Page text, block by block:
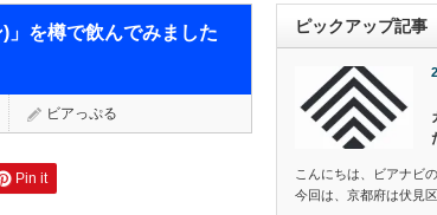
」を樽で飲んでみました
ビアっぷる
Pin it
ピックアップ記事
こんにちは、ビアナビ
今回は、京都府は伏見